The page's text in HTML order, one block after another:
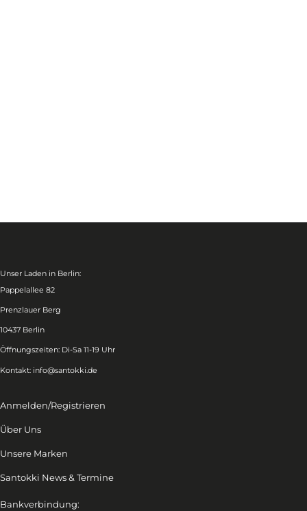
Unser Laden in Berlin:
Pappelallee 82
Prenzlauer Berg
10437 Berlin
Öffnungszeiten: Di-Sa 11-19 Uhr
Kontakt: info@santokki.de
Anmelden/Registrieren
Über Uns
Unsere Marken
Santokki News & Termine
Bankverbindung: